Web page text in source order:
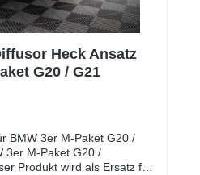
Heck Ansatz
G20 / G21
BMW 3er M-Paket G20 /
3er M-Paket G20 /
Produkt wird als Ersatz für